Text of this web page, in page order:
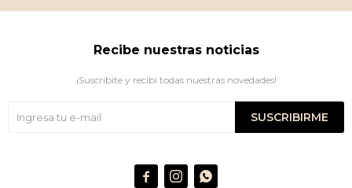
Recibe nuestras noticias
¡Suscribite y recibí todas nuestras novedades!
SUSCRIBIRME
  